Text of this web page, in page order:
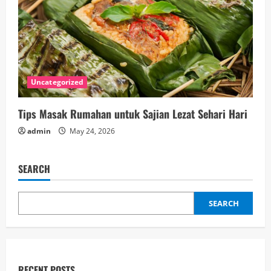
Uncategorized
Tips Masak Rumahan untuk Sajian Lezat Sehari Hari
admin May 24, 2026
SEARCH
SEARCH